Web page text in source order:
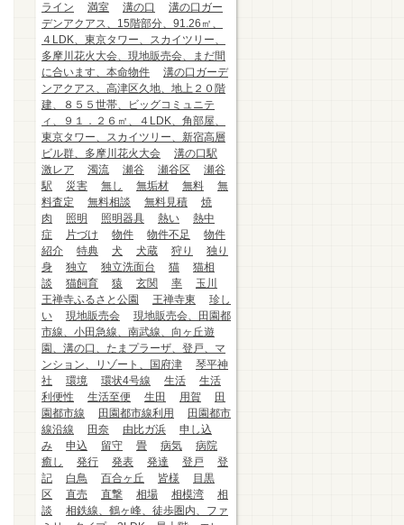
ライン
満室 溝の口
溝の口ガー
デンアクアス、15階部分、91.26㎡、
４LDK、東京タワー、スカイツリー、
多摩川花火大会、現地販売会、まだ間
に合います、本命物件
溝の口ガーデ
ンアクアス、高津区久地、地上２０階
建、８５５世帯、ビッグコミュニテ
ィ、９１．２６㎡、４LDK、角部屋、
東京タワー、スカイツリー、新宿高層
ビル群、多摩川花火大会
溝の口駅
激レア
濁流 瀬谷 瀬谷区
瀬谷
駅
災害 無し 無垢材 無料
無
料査定
無料相談 無料見積
焼
肉
照明 照明器具 熱い
熱中
症
片づけ 物件 物件不足
物件
紹介
特典 犬 犬蔵 狩り
独り
身
独立 独立洗面台 猫
猫相
談
猫飼育 猿 玄関 率
玉川
王禅寺ふるさと公園
王禅寺東
珍し
い
現地販売会
現地販売会、田園都
市線、小田急線、南武線、向ヶ丘遊
園、溝の口、たまプラーザ、登戸、マ
ンション、リゾート、国府津
琴平神
社
環境 環状4号線 生活
生活
利便性
生活至便 生田 用賀
田
園都市線
田園都市線利用
田園都市
線沿線
田奈 由比ガ浜
申し込
み
申込 留守 畳 病気
病院
癒し
発行 発表 発達 登戸
登
記
白鳥 百合ヶ丘 皆様
目黒
区
直売 直撃 相場 相模湾
相
談
相鉄線、鶴ヶ峰、徒歩圏内、ファ